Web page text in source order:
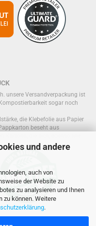
und andere
auch von
der Website zu
zu analysieren und Ihnen
zu können. Weitere
.
unsere Versandverpackung ist
sogar noch
die Klebefolie aus Papier
beseht aus